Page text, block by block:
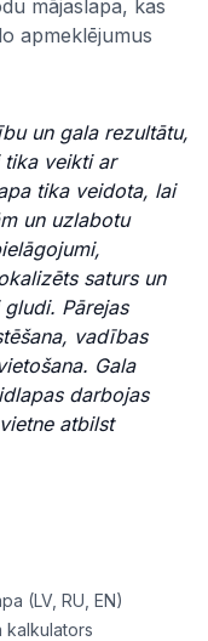
mājaslapa, kas
apmeklējumus
un gala rezultātu,
veikti ar
tika veidota, lai
un uzlabotu
saturs un
Pārejas
vadības
Gala
darbojas
atbilst
(LV, RU, EN)
kalkulators